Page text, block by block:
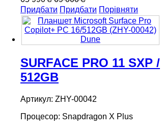
Придбати Придбати Порівняти
SURFACE PRO 11 SXP /
512GB
Артикул: ZHY-00042
Процесор: Snapdragon X Plus